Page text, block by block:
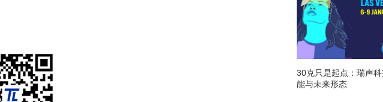
30克只是起点：瑞声
能与未来形态